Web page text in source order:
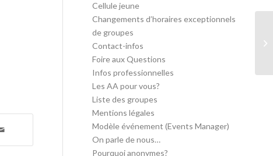
Cellule jeune
Changements d’horaires exceptionnels
de groupes
Contact-infos
Foire aux Questions
Infos professionnelles
Les AA pour vous?
Liste des groupes
Mentions légales
Modèle événement (Events Manager)
On parle de nous…
Pourquoi anonymes?